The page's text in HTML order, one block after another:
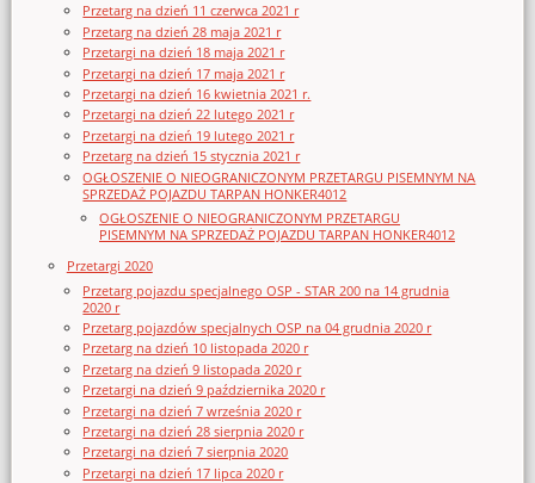
Przetarg na dzień 11 czerwca 2021 r
Przetarg na dzień 28 maja 2021 r
Przetargi na dzień 18 maja 2021 r
Przetargi na dzień 17 maja 2021 r
Przetargi na dzień 16 kwietnia 2021 r.
Przetargi na dzień 22 lutego 2021 r
Przetargi na dzień 19 lutego 2021 r
Przetarg na dzień 15 stycznia 2021 r
OGŁOSZENIE O NIEOGRANICZONYM PRZETARGU PISEMNYM NA
SPRZEDAŻ POJAZDU TARPAN HONKER4012
OGŁOSZENIE O NIEOGRANICZONYM PRZETARGU
PISEMNYM NA SPRZEDAŻ POJAZDU TARPAN HONKER4012
Przetargi 2020
Przetarg pojazdu specjalnego OSP - STAR 200 na 14 grudnia
2020 r
Przetarg pojazdów specjalnych OSP na 04 grudnia 2020 r
Przetarg na dzień 10 listopada 2020 r
Przetarg na dzień 9 listopada 2020 r
Przetargi na dzień 9 października 2020 r
Przetargi na dzień 7 września 2020 r
Przetargi na dzień 28 sierpnia 2020 r
Przetargi na dzień 7 sierpnia 2020
Przetargi na dzień 17 lipca 2020 r